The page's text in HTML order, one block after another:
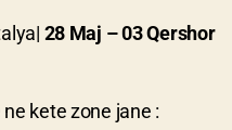
28 Maj – 03 Qershor
kete zone jane :